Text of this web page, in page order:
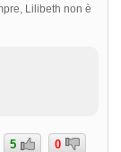
Lilibeth non è
5 0